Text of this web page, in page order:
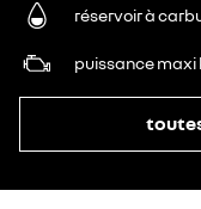
réservoir à
puissance maxi